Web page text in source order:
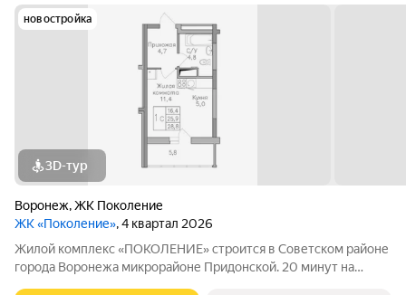
новостройка
3D-тур
Воронеж,ЖК Поколение
ЖК «Поколение», 4 квартал 2026
Жилой комплекс «ПОКОЛЕНИЕ» строится в Советском районе
города Воронежа микрорайоне Придонской. 20 минут на